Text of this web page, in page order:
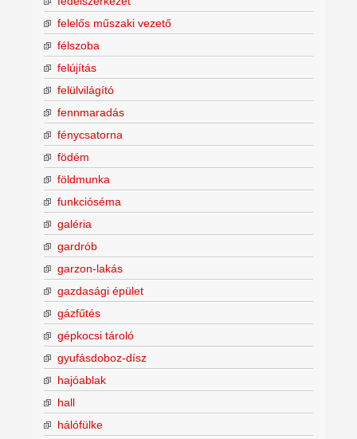
felelős műszaki vezető
félszoba
felújítás
felülvilágító
fennmaradás
fénycsatorna
födém
földmunka
funkcióséma
galéria
gardrób
garzon-lakás
gazdasági épület
gázfűtés
gépkocsi tároló
gyufásdoboz-dísz
hajóablak
hall
hálófülke